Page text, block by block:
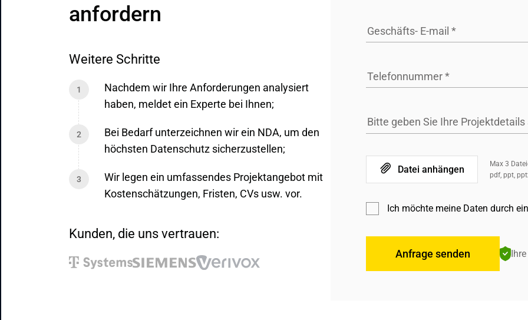
anfordern
Weitere Schritte
Nachdem wir Ihre Anforderungen analysiert
haben, meldet ein Experte bei Ihnen;
Bei Bedarf unterzeichnen wir ein NDA, um den
höchsten Datenschutz sicherzustellen;
Wir legen ein umfassendes Projektangebot mit
Kostenschätzungen, Fristen, CVs usw. vor.
Kunden, die uns vertrauen:
Geschäfts- E-mail *
Telefonnummer*
Bitte geben Sie Ihre Projektdetails
Datei anhängen
Max 3
pdf, ppt,
Ich möchte meine Daten durch
Anfrage senden